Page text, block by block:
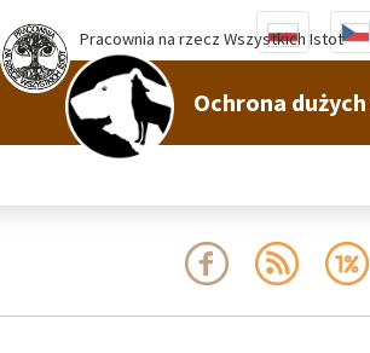
Pracownia na rzecz Wszystkich Istot
Ochrona